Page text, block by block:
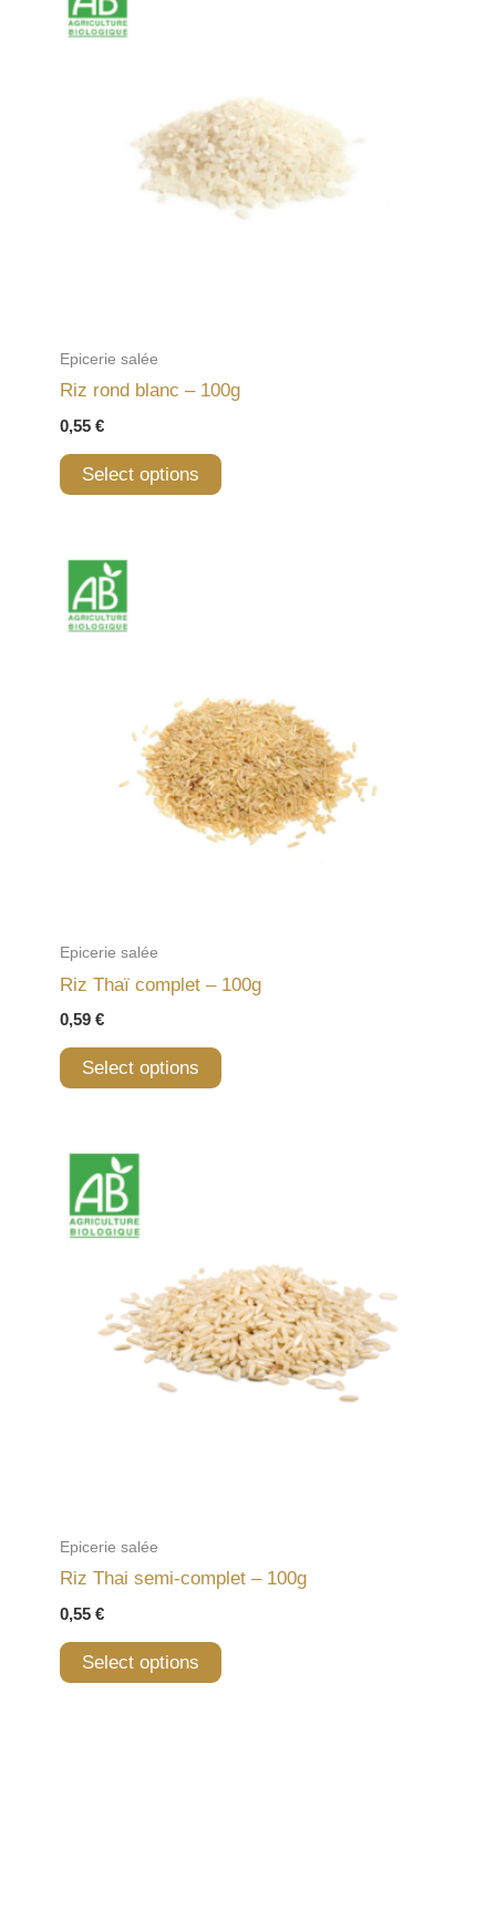
Epicerie salée
Riz rond blanc – 100g
0,55 €
Select options
Epicerie salée
Riz Thaï complet – 100g
0,59 €
Select options
Epicerie salée
Riz Thai semi-complet – 100g
0,55 €
Select options